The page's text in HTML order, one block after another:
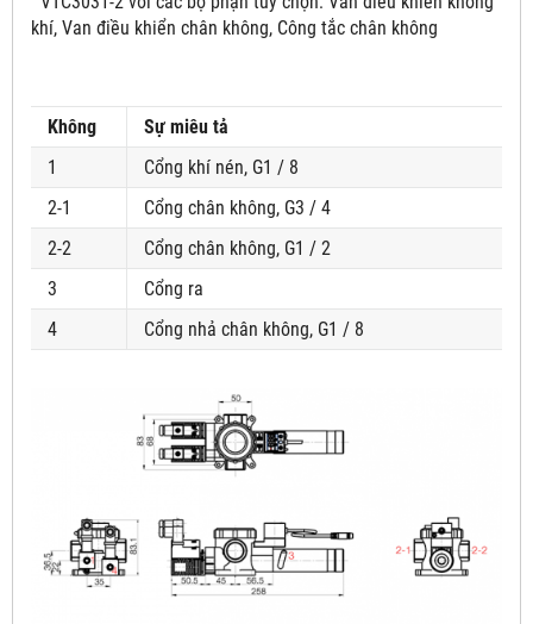
khí, Van điều khiển chân không, Công tắc chân không
Không
Sự miêu tả
1
Cổng khí nén, G1 / 8
2-1
Cổng chân không, G3 / 4
2-2
Cổng chân không, G1 / 2
3
Cổng ra
4
Cổng nhả chân không, G1 / 8